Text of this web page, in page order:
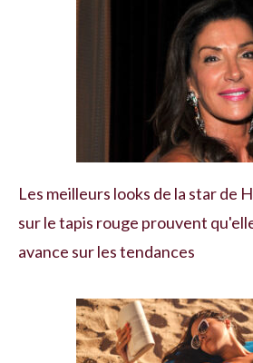
Les meilleurs looks de la star de
sur le tapis rouge prouvent
avance sur les tendances